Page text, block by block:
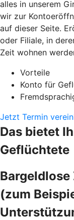
alles in unserem
wir zur
auf dieser Seite.
oder Filiale, in
Zeit wohnen
Vorteile
Konto für
Jetzt Termin
Das bietet
Geflüchtete
(zum